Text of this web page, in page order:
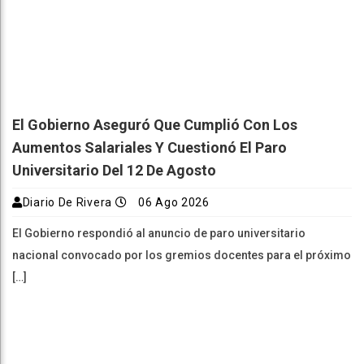
El Gobierno Aseguró Que Cumplió Con Los
Aumentos Salariales Y Cuestionó El Paro
Universitario Del 12 De Agosto
Diario De Rivera 06 Ago 2026
El Gobierno respondió al anuncio de paro universitario
nacional convocado por los gremios docentes para el próximo
[…]